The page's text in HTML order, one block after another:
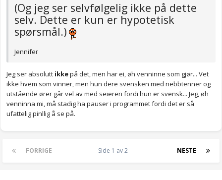
(Og jeg ser selvfølgelig ikke på dette
selv. Dette er kun er hypotetisk
spørsmål.)
Jennifer
Jeg ser absolutt ikkepå det, men har ei, øh venninne som gjør... Vet
ikke hvem som vinner, men hun dere svensken med nebbtenner og
utstående ører går vel av med seieren fordi hun er svensk... Jeg, øh
venninna mi, må stadig ha pauser i programmet fordi det er så
ufattelig pinllig å se på.
FORRIGE NESTE
Side 1 av 2